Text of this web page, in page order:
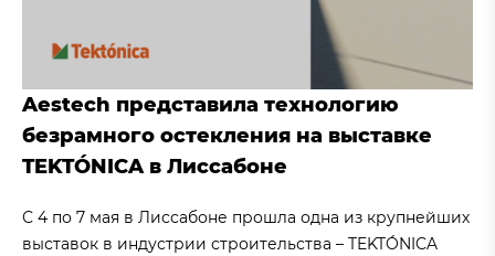
Aestech представила технологию
безрамного остекления на выставке
TEKTÓNICA в Лиссабоне
С 4 по 7 мая в Лиссабоне прошла одна из крупнейших
выставок в индустрии строительства – TEKTÓNICA